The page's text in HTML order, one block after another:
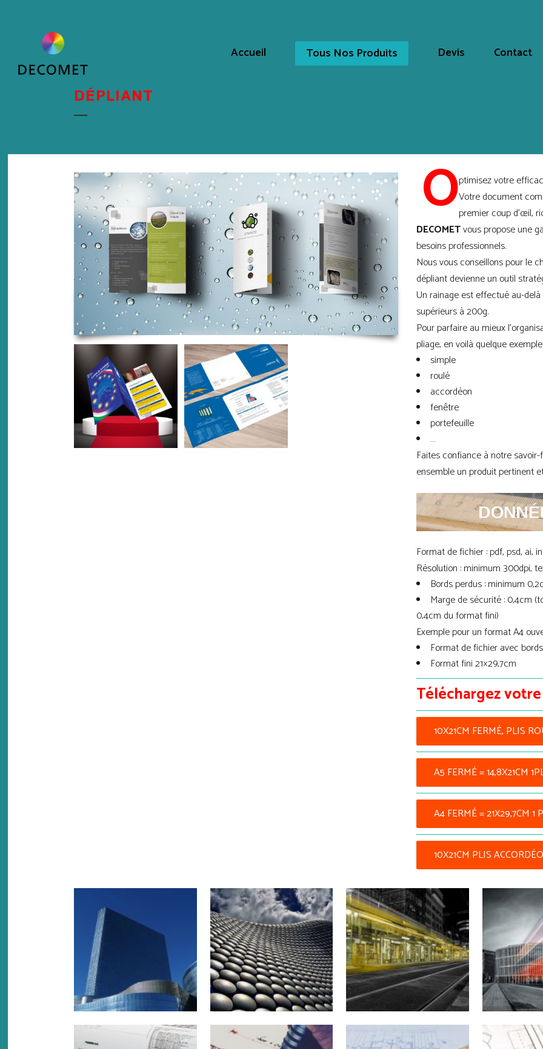
Accueil Tous Nos Produits Devis Contact
DÉPLIANT
Optimisez votre
Votre document
premier coup d’œil,
DECOMETvous propose une
besoins professionnels.
Nous vous conseillons pour le
dépliant devienne un outil
Un rainage est effectué au-
supérieurs à 200g.
Pour parfaire au mieux
pliage, en voilà quelque
simple
roulé
accordéon
fenêtre
portefeuille
…
Faites confiance à notre
ensemble un produit pertinent
Format de fichier : pdf, psd, ai,
Résolution : minimum 300dpi,
Bords perdus : minimum
Marge de sécurité : 0,4cm
0,4cm du format fini)
Exemple pour un format A4
Format de fichier avec
Format fini 21×29,7cm
Téléchargez
10X21CM FERMÉ, PLIS
A5 FERMÉ = 14,8X21CM
A4 FERMÉ = 21X29,7CM 1
10X21CM PLIS